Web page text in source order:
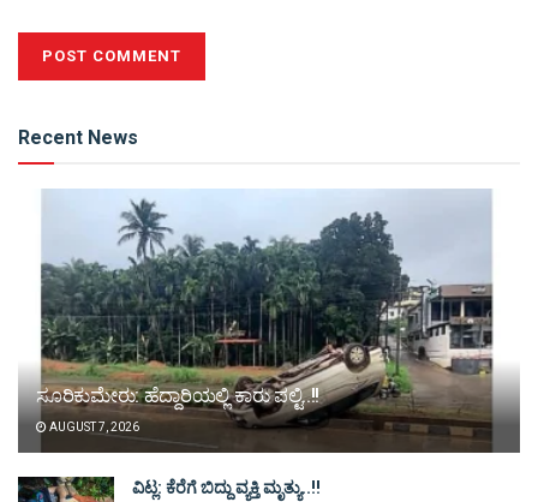
Recent News
ಸೂರಿಕುಮೇರು: ಹೆದ್ದಾರಿಯಲ್ಲಿ ಕಾರು ಪಲ್ಟಿ..!!
AUGUST 7, 2026
ವಿಟ್ಲ: ಕೆರೆಗೆ ಬಿದ್ದು ವ್ಯಕ್ತಿ ಮೃತ್ಯು..!!